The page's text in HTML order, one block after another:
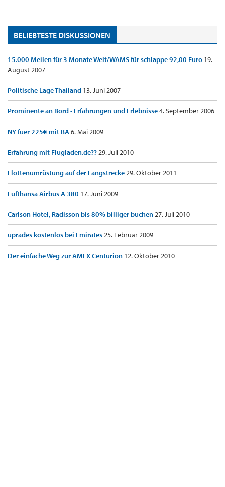
BELIEBTESTE DISKUSSIONEN
15.000 Meilen für 3 Monate Welt/WAMS für schlappe 92,00 Euro 19.
August 2007
Politische Lage Thailand 13. Juni 2007
Prominente an Bord - Erfahrungen und Erlebnisse4. September 2006
NY fuer 225€ mit BA6. Mai 2009
Erfahrung mit Flugladen.de??29. Juli 2010
Flottenumrüstung auf der Langstrecke29. Oktober 2011
Lufthansa Airbus A 380 17. Juni 2009
Carlson Hotel, Radisson bis 80% billiger buchen27. Juli 2010
uprades kostenlos bei Emirates25. Februar 2009
Der einfache Weg zur AMEX Centurion 12. Oktober 2010